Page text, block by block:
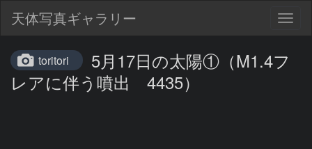
天体写真ギャラリー
toritori
5月17日の太陽①（M1.4フ
レアに伴う噴出 4435）